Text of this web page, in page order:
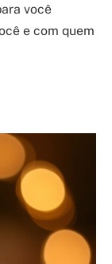
você
e com quem